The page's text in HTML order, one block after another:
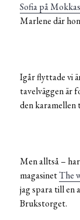
Sofia på
Marlene där
Igår flyttade vi
tavelväggen är
den
Men alltså –
magasinetThe
jag spara till en
Brukstorget.